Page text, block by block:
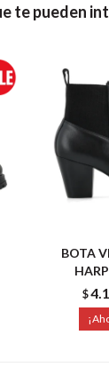
te pueden
BOTA
$